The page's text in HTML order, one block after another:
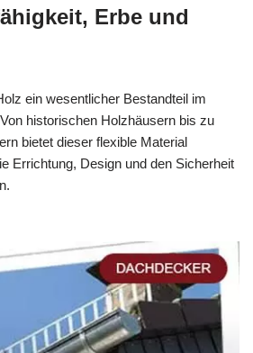
Erbe und
ein wesentlicher Bestandteil im
historischen Holzhäusern bis zu
bietet dieser flexible Material
Errichtung, Design und den Sicherheit